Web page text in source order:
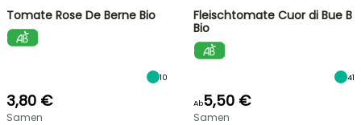
Tomate Rose De Berne Bio
10
3,80 €
Samen
Fleischtomate Cuor di Bue B
Bio
41
Ab5,50 €
Samen